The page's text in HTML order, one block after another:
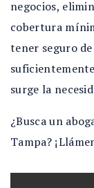
negocios,
cobertura
tener seguro
surge la
¿Busca un
Tampa?